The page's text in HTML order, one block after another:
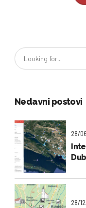
Nedavni postovi
28/
28/